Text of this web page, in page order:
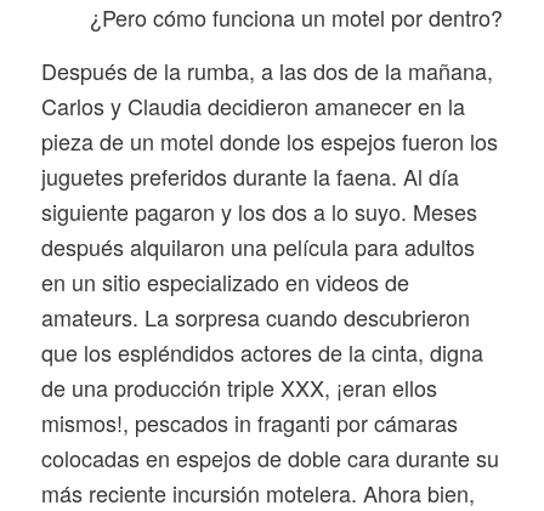
¿Pero cómo funciona un motel por dentro?
Después de la rumba, a las dos de la mañana,
Carlos y Claudia decidieron amanecer en la
pieza de un motel donde los espejos fueron los
juguetes preferidos durante la faena. Al día
siguiente pagaron y los dos a lo suyo. Meses
después alquilaron una película para adultos
en un sitio especializado en videos de
amateurs. La sorpresa cuando descubrieron
que los espléndidos actores de la cinta, digna
de una producción triple XXX, ¡eran ellos
mismos!, pescados in fraganti por cámaras
colocadas en espejos de doble cara durante su
más reciente incursión motelera. Ahora bien,